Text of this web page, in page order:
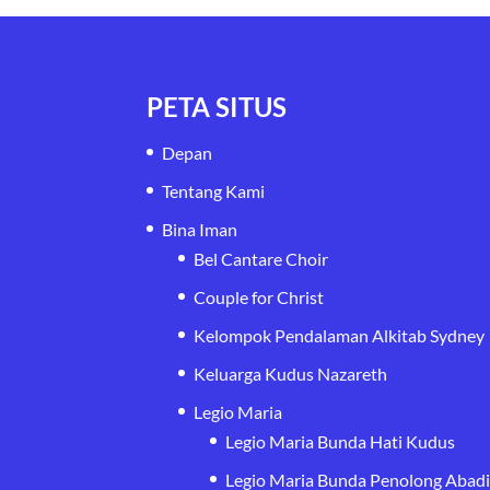
PETA SITUS
Depan
Tentang Kami
Bina Iman
Bel Cantare Choir
Couple for Christ
Kelompok Pendalaman Alkitab Sydney
Keluarga Kudus Nazareth
Legio Maria
Legio Maria Bunda Hati Kudus
Legio Maria Bunda Penolong Abadi